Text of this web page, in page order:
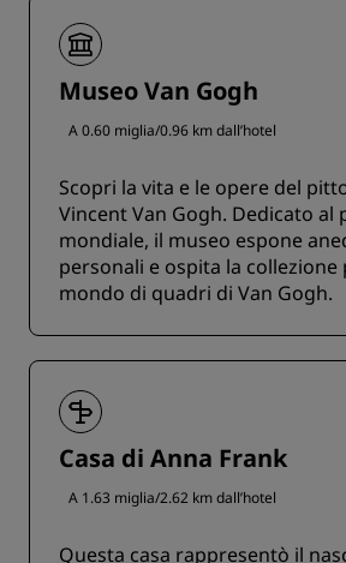
Museo Van Gogh
A 0.60 miglia/0.96 km dall’hotel
Scopri la vita e le opere del
Vincent Van Gogh. Dedicato al
mondiale, il museo espone
personali e ospita la collezione
mondo di quadri di Van Gogh.
Casa di Anna Frank
A 1.63 miglia/2.62 km dall’hotel
Questa casa rappresentò il